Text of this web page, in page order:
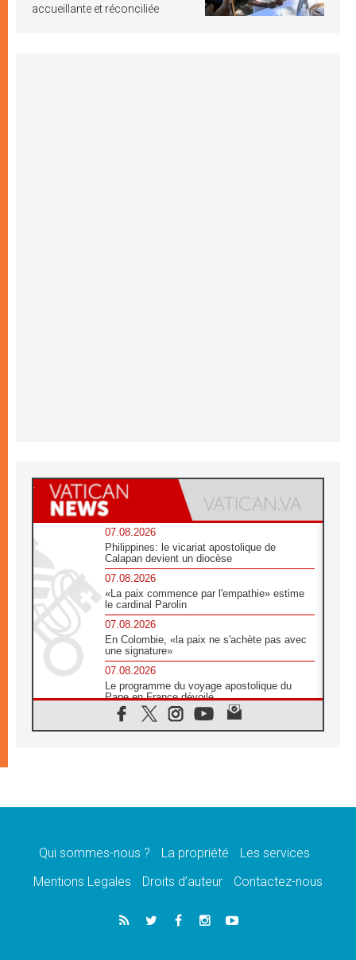
accueillante et réconciliée
07.08.2026
Philippines: le vicariat apostolique de
Calapan devient un diocèse
07.08.2026
«La paix commence par l'empathie» estime
le cardinal Parolin
07.08.2026
En Colombie, «la paix ne s'achète pas avec
une signature»
07.08.2026
Le programme du voyage apostolique du
Pape en France dévoilé
07.08.2026
1ère Conférence continentale sur l'éducation
07.08.2026
07.08.2026
lancement des «dix jours de prière pour la
06.08.2026
Préparatifs des JMJ 2027 à Séoul: «c'est
Qui sommes-nous ? La propriété
Les services
Mentions Legales
Droits d’auteur Contactez-nous